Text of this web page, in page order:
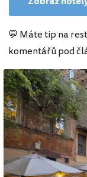
💬 Máte tip na
komentářů pod